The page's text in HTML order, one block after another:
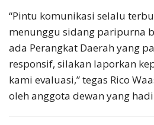
“Pintu komunikasi selalu
menunggu sidang paripurna
ada Perangkat Daerah yang
responsif, silakan laporkan
kami evaluasi,” tegas Rico
oleh anggota dewan yang